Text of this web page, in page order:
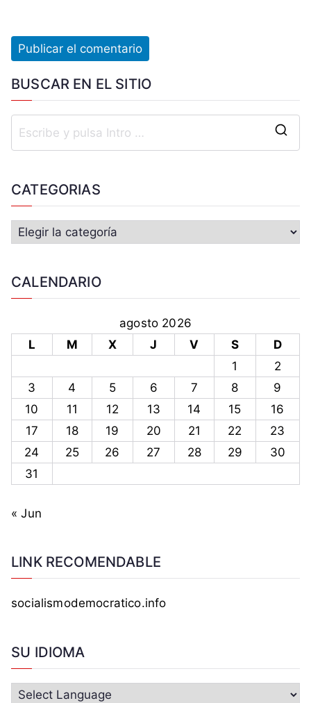
BUSCAR EN EL SITIO
CATEGORIAS
CALENDARIO
agosto 2026
L
M X J V S
D
1
2
3
4 5 6 7 8
9
10
11 12 13 14 15
16
17
18 19 20 21 22
23
24
25 26 27 28 29
30
31
« Jun
LINK RECOMENDABLE
socialismodemocratico.info
SU IDIOMA